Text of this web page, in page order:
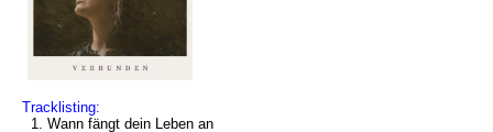
Tracklisting:
1. Wann fängt dein Leben an